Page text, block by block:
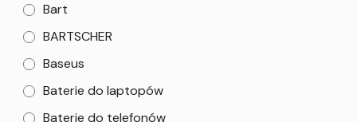
Bart
BARTSCHER
Baseus
Baterie do laptopów
Baterie do telefonów